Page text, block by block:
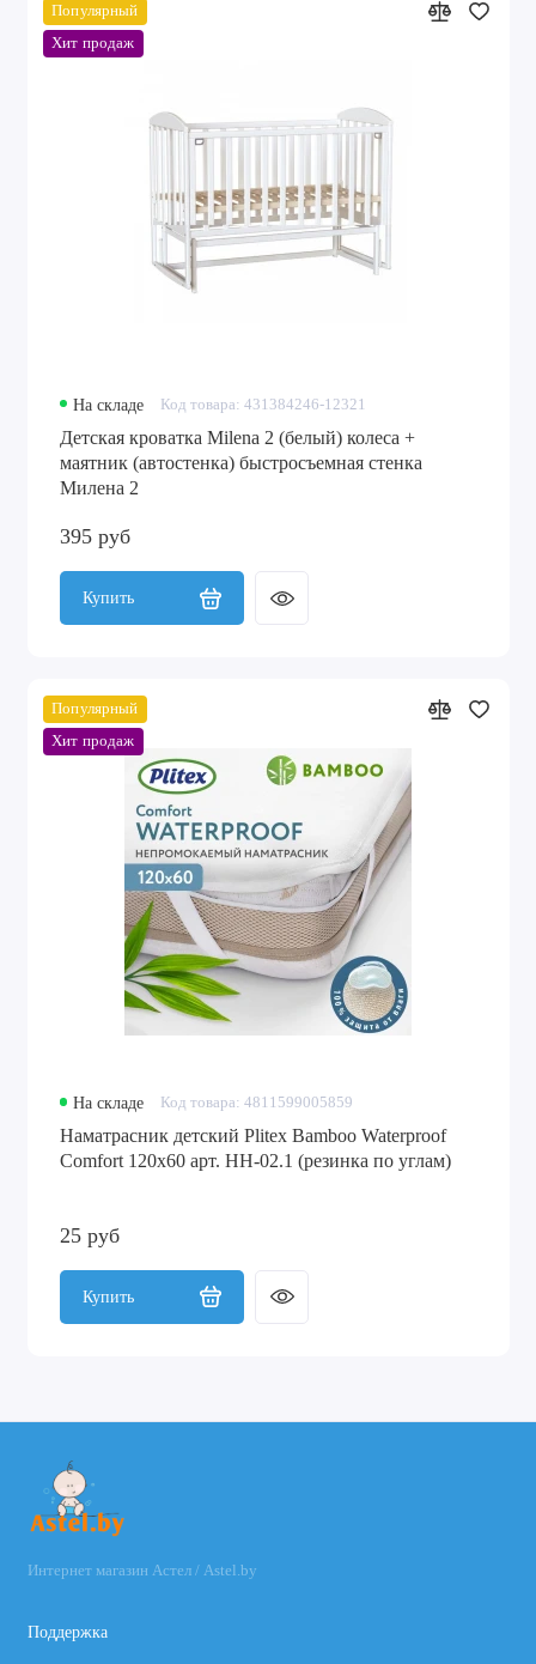
Популярный
Хит продаж
На складе Код товара: 431384246-12321
Детская кроватка Milena 2 (белый) колеса +
маятник (автостенка) быстросъемная стенка
Милена 2
395 руб
Купить
Популярный
Хит продаж
На складе Код товара: 4811599005859
Наматрасник детский Plitex Bamboo Waterproof
Comfort 120х60 арт. НН-02.1 (резинка по углам)
25 руб
Купить
Интернет магазин Астел / Astel.by
Поддержка